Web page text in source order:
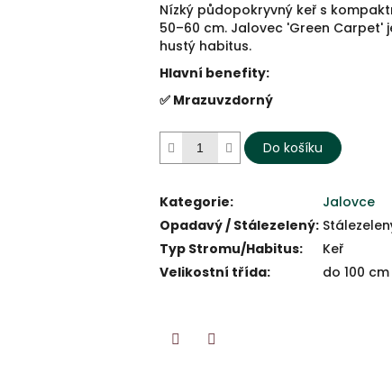
Nízký půdopokryvný keř s
50–60 cm. Jalovec 'Green Carpet'
hustý habitus.
Hlavní benefity:
✅ Mrazuvzdorný
Do košíku
Kategorie:
Jalovce
Opadavý / Stálezelený:
Typ Stromu/Habitus:
Keř
Velikostní třída: do 100 cm